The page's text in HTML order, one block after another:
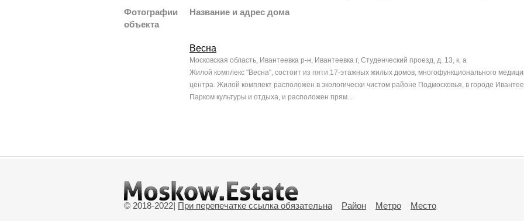
Фотографии
объекта
Название и адрес дома
Весна
Московская область, Ивантеевка р-н, Ивантеевка г, Студенческий проезд, д. 13, к. а
Жилой комплекс "Весна", состоит из пяти 17-этажных жилых домов, многофункционального
центра. Жилой комплект расположен в экологически чистом районе Подмосковья, в городе
Парком культуры и отдыха, и расположен прям...
© 2018-2022| При перепечатке ссылка обязательна Район Метро Место